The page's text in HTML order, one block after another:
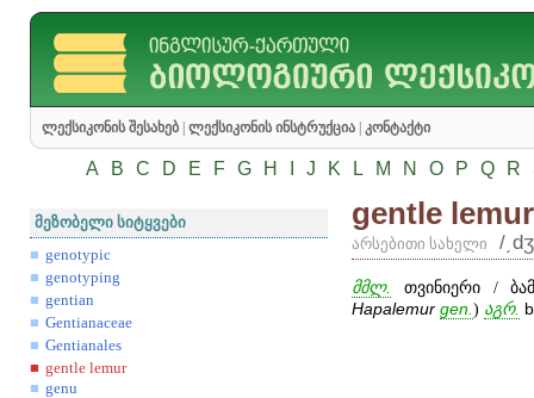
ლექსიკონის შესახებ ლექსიკონის ინსტრუქცია კონტაქტი
A B C D E F G H J K L M N O P Q R
მეზობელი სიტყვები
genotypic
genotyping
gentian
Gentianaceae
Gentianales
gentle lemur
genu
gentle lemur
არსებითი სახელი /
მმლ.
თვინიერი /
Hapalemur gen ) აგრ.